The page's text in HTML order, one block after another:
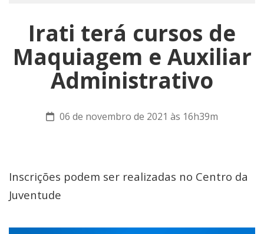
Irati terá cursos de
Maquiagem e Auxiliar
Administrativo
06 de novembro de 2021 às 16h39m
Inscrições podem ser realizadas no Centro da
Juventude